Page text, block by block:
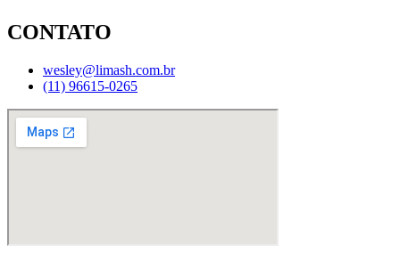
CONTATO
wesley@limash.com.br
(11) 96615-0265